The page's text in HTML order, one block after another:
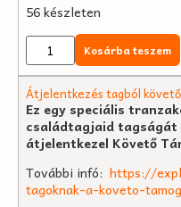
56 készleten
Kosárba teszem
Átjelentkezés tagból
Ez egy speciális
családtagjaid tagságát
átjelentkezel Követő
További infó: https://
tagoknak-a-koveto-